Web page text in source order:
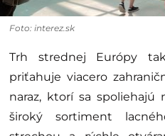
Foto: interez.sk
Trh strednej Európy
priťahuje viacero
naraz, ktorí sa
široký sortiment